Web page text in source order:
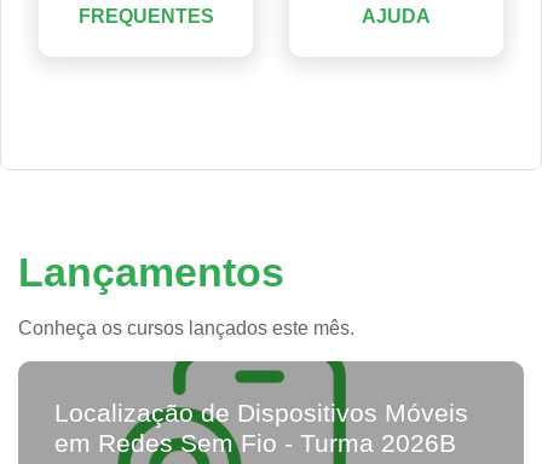
FREQUENTES
AJUDA
Lançamentos
Conheça os cursos lançados este mês.
Localização de Dispositivos Móveis
em Redes Sem Fio - Turma 2026B